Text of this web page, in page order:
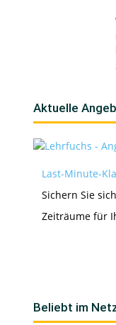
Aktuelle
Last-Minute-
Sichern Sie
Zeiträume für
Beliebt im